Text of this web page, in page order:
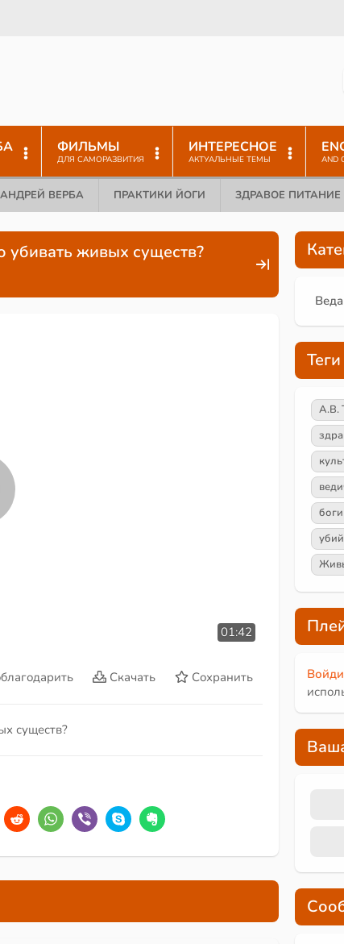
ФИЛЬМЫ
ДЛЯ САМОРАЗВИТИЯ
ИНТЕРЕСНОЕ
АКТУАЛЬНЫЕ ТЕМЫ AND
АНДРЕЙ ВЕРБА ПРАКТИКИ ЙОГИ ЗДРАВОЕ ПИТАНИЕ
живых существ?
01:42
Скачать Сохранить
существ?
Теги
А.В.
боги